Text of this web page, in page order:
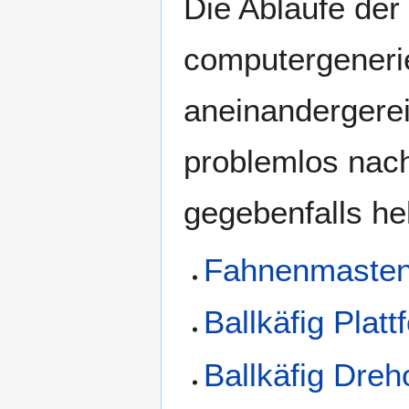
Die Abläufe
problemlos
gegebenfalls
Ballkäfig
Ballkäfig